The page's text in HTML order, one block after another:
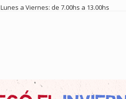
Lunes a Viernes: de 7.00hs a 13.00hs